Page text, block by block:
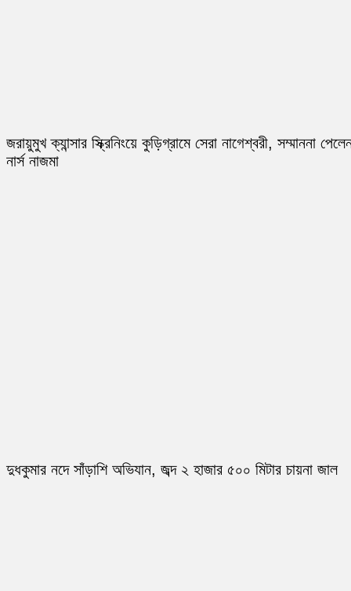
জরায়ুমুখ ক্যান্সার স্ক্রিনিংয়ে কুড়িগ্রামে সেরা নাগেশ্বরী, সম্মাননা
নার্স নাজমা
দুধকুমার নদে সাঁড়াশি অভিযান, জব্দ ২ হাজার ৫০০ মিটার চায়না জাল